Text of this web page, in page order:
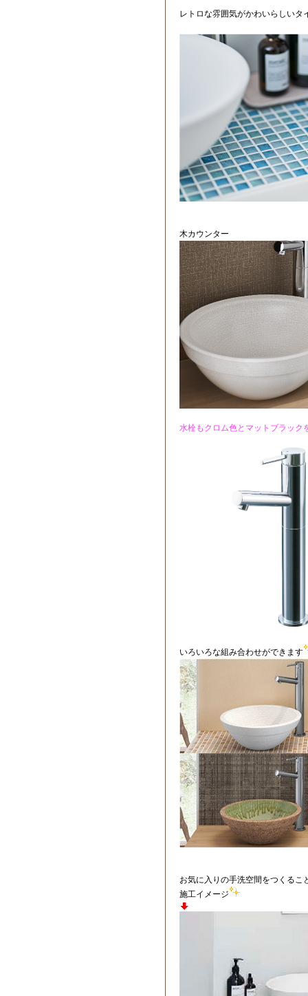
レトロな雰囲気がかわいらしいタ
木カウンター
水栓もクロム色とマットブラック
いろいろな組み合わせができます
お気に入りの手洗空間をつくるこ
施工イメージ